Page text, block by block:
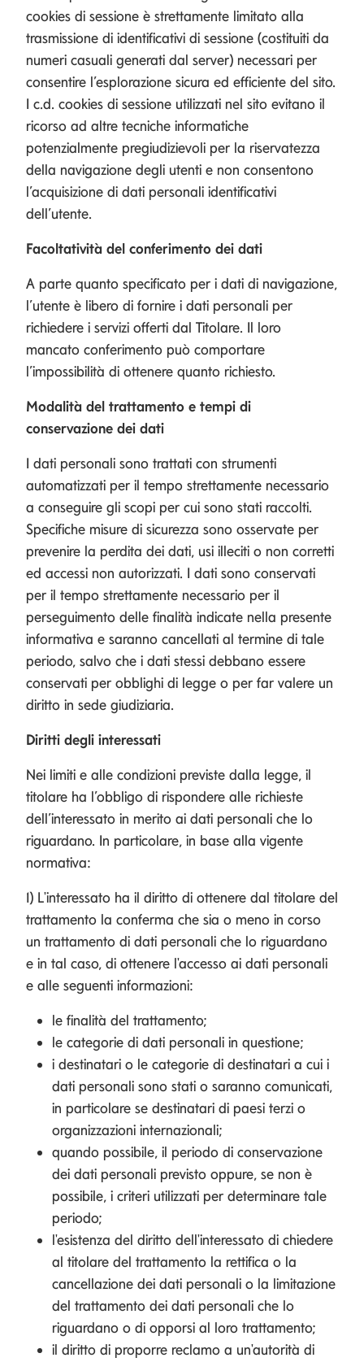
cookies di sessione è strettamente limitato alla
trasmissione di identificativi di sessione (costituiti da
numeri casuali generati dal server) necessari per
consentire l’esplorazione sicura ed efficiente del sito.
I c.d. cookies di sessione utilizzati nel sito evitano il
ricorso ad altre tecniche informatiche
potenzialmente pregiudizievoli per la riservatezza
della navigazione degli utenti e non consentono
l’acquisizione di dati personali identificativi
dell’utente.
Facoltatività del conferimento dei dati
A parte quanto specificato per i dati di navigazione,
l’utente è libero di fornire i dati personali per
richiedere i servizi offerti dal Titolare. Il loro
mancato conferimento può comportare
l’impossibilità di ottenere quanto richiesto.
Modalità del trattamento e tempi di
conservazione dei dati
I dati personali sono trattati con strumenti
automatizzati per il tempo strettamente necessario
a conseguire gli scopi per cui sono stati raccolti.
Specifiche misure di sicurezza sono osservate per
prevenire la perdita dei dati, usi illeciti o non corretti
ed accessi non autorizzati. I dati sono conservati
per il tempo strettamente necessario per il
perseguimento delle finalità indicate nella presente
informativa e saranno cancellati al termine di tale
periodo, salvo che i dati stessi debbano essere
conservati per obblighi di legge o per far valere un
diritto in sede giudiziaria.
Diritti degli interessati
Nei limiti e alle condizioni previste dalla legge, il
titolare ha l’obbligo di rispondere alle richieste
dell’interessato in merito ai dati personali che lo
riguardano. In particolare, in base alla vigente
normativa:
1) L'interessato ha il diritto di ottenere dal titolare del
trattamento la conferma che sia o meno in corso
un trattamento di dati personali che lo riguardano
e in tal caso, di ottenere l'accesso ai dati personali
e alle seguenti informazioni:
le finalità del trattamento;
le categorie di dati personali in questione;
i destinatari o le categorie di destinatari a cui i
dati personali sono stati o saranno comunicati,
in particolare se destinatari di paesi terzi o
organizzazioni internazionali;
quando possibile, il periodo di conservazione
dei dati personali previsto oppure, se non è
possibile, i criteri utilizzati per determinare tale
periodo;
l'esistenza del diritto dell'interessato di chiedere
al titolare del trattamento la rettifica o la
cancellazione dei dati personali o la limitazione
del trattamento dei dati personali che lo
riguardano o di opporsi al loro trattamento;
il diritto di proporre reclamo a un'autorità di